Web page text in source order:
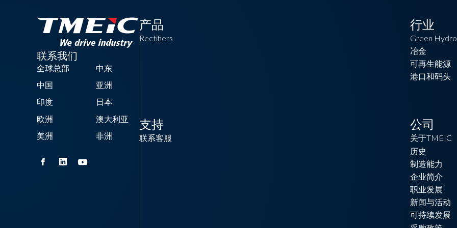
联系我们
全球总部
中东
中国
亚洲
印度
日本
欧洲
澳大利亚
美洲
非洲
产品
Rectifiers
行业
Green
冶金
可再生能源
港口和码头
支持
联系客服
公司
关于TMEIC
历史
制造能力
企业简介
职业发展
新闻与活动
可持续发展